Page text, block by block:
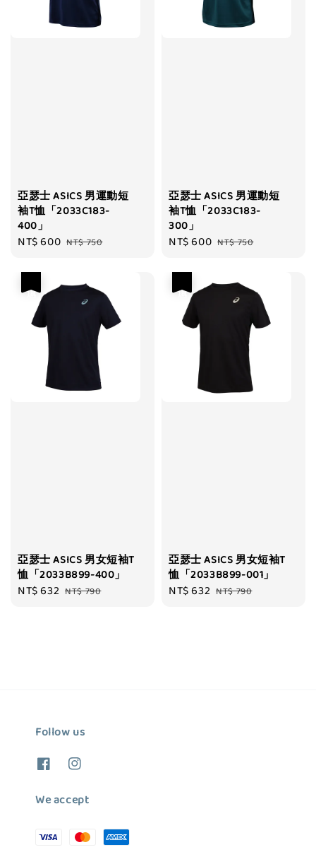
亞瑟士 ASICS 男運動短
袖T恤「2033C183-
400」
Sale
NT$ 600 Regular
NT$ 750
亞瑟士 ASICS 男運動短
袖T恤「2033C183-
300」
Sale
NT$ 600 Regular
NT$ 750
亞瑟士 ASICS 男女短袖T
恤「2033B899-400」
Sale
NT$ 632 Regular
NT$ 790
亞瑟士 ASICS 男女短袖T
恤「2033B899-001」
Sale
NT$ 632 Regular
NT$ 790
Follow us
We accept